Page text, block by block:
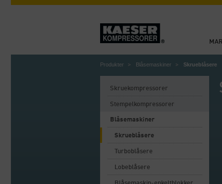
Produkter Blåsemaskiner Skrueblåsere
Skruekompressorer
Stempelkompressorer
Blåsemaskiner
Skrueblåsere
Turboblåsere
Lobeblåsere